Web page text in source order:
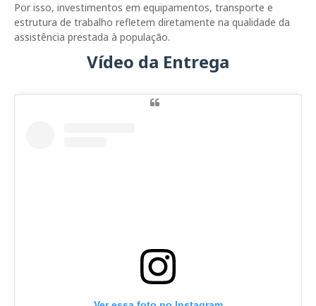
Por isso, investimentos em equipamentos, transporte e
estrutura de trabalho refletem diretamente na qualidade da
assistência prestada à população.
Vídeo da Entrega